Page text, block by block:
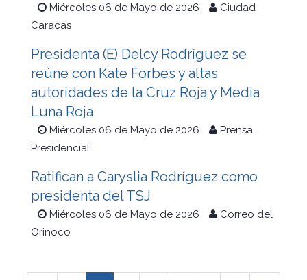
Miércoles 06 de Mayo de 2026
Ciudad
Caracas
Presidenta (E) Delcy Rodríguez se
reúne con Kate Forbes y altas
autoridades de la Cruz Roja y Media
Luna Roja
Miércoles 06 de Mayo de 2026
Prensa
Presidencial
Ratifican a Caryslia Rodríguez como
presidenta del TSJ
Miércoles 06 de Mayo de 2026
Correo del
Orinoco